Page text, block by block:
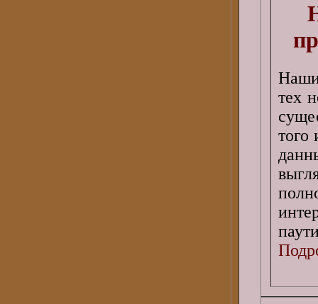
Наши
тех
того